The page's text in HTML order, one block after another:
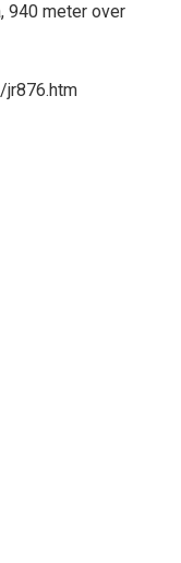
940 meter over
jr876.htm